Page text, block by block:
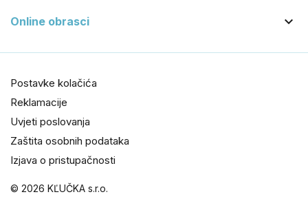
Online obrasci 
© 2026 KĽUČKA s.r.o.
Postavke kolačića
Reklamacije
Uvjeti poslovanja
Zaštita osobnih podataka
Izjava o pristupačnosti